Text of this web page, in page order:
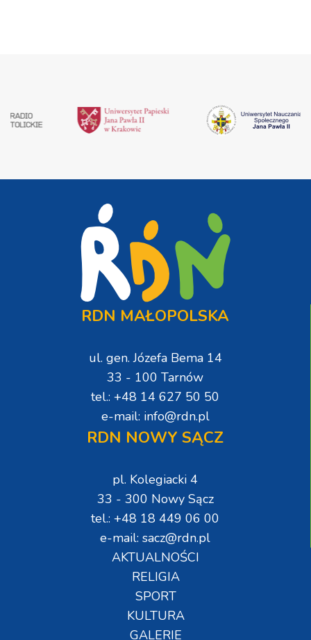
RDN MAŁOPOLSKA
ul. gen. Józefa Bema 14
33 - 100 Tarnów
tel.: +48 14 627 50 50
e-mail: info@rdn.pl
RDN NOWY SĄCZ
pl. Kolegiacki 4
33 - 300 Nowy Sącz
tel.: +48 18 449 06 00
e-mail: sacz@rdn.pl
AKTUALNOŚCI
RELIGIA
SPORT
KULTURA
GALERIE